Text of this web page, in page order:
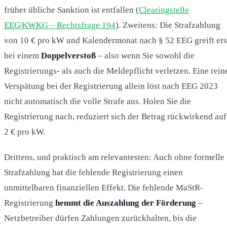
früher übliche Sanktion ist entfallen (Clearingstelle
EEG|KWKG – Rechtsfrage 194). Zweitens: Die Strafzahlung
von 10 € pro kW und Kalendermonat nach § 52 EEG greift
bei einem Doppelverstoß – also wenn Sie sowohl die
Registrierungs- als auch die Meldepflicht verletzen. Eine
Verspätung bei der Registrierung allein löst nach EEG 2023
nicht automatisch die volle Strafe aus. Holen Sie die
Registrierung nach, reduziert sich der Betrag rückwirkend auf
2 € pro kW.
Drittens, und praktisch am relevantesten: Auch ohne formelle
Strafzahlung hat die fehlende Registrierung einen
unmittelbaren finanziellen Effekt. Die fehlende MaStR-
Registrierung hemmt die Auszahlung der Förderung –
Netzbetreiber dürfen Zahlungen zurückhalten, bis die